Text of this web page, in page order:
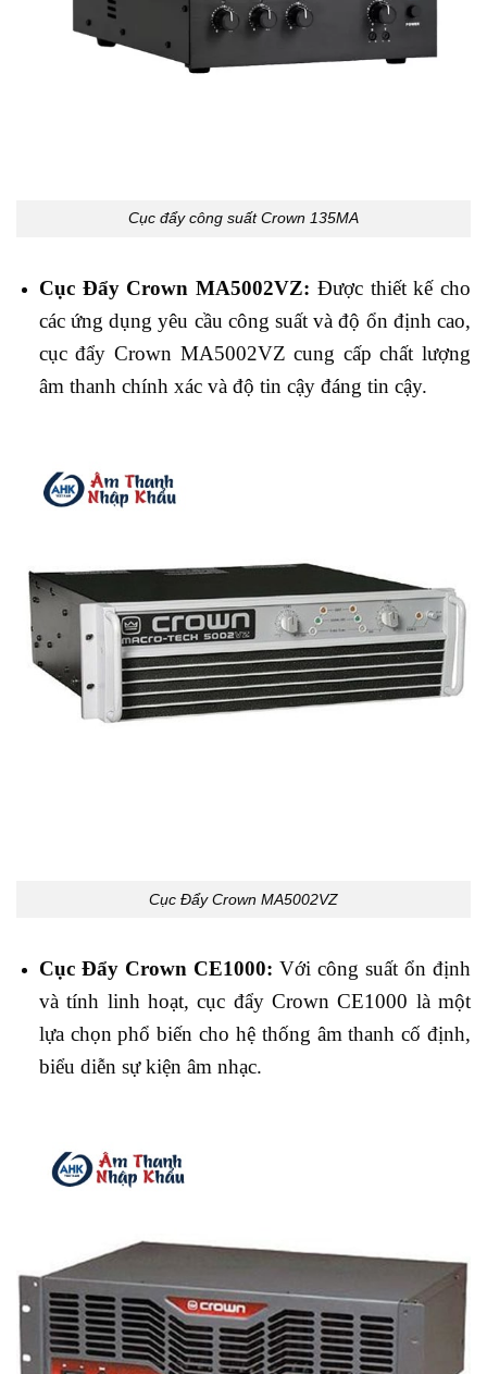
Cục đẩy công suất Crown 135MA
Cục Đẩy Crown MA5002VZ: Được thiết kế cho
các ứng dụng yêu cầu công suất và độ ổn định cao,
cục đẩy Crown MA5002VZ cung cấp chất lượng
âm thanh chính xác và độ tin cậy đáng tin cậy.
Cục Đẩy Crown MA5002VZ
Cục Đẩy Crown CE1000: Với công suất ổn định
và tính linh hoạt, cục đẩy Crown CE1000 là một
lựa chọn phổ biến cho hệ thống âm thanh cố định,
biểu diễn sự kiện âm nhạc.